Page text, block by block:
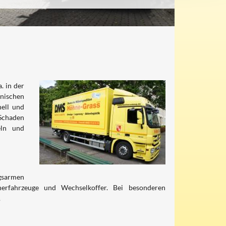
in der
und
und
und Wechselkoffer. Bei besonderen